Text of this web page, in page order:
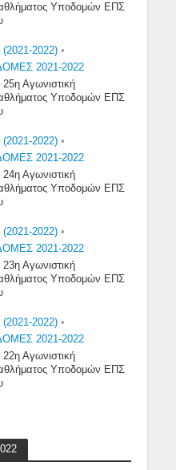
Υποδομών ΕΠΣ
(2021-2022) •
2021-2022
Αγωνιστική
Υποδομών ΕΠΣ
(2021-2022) •
2021-2022
Αγωνιστική
Υποδομών ΕΠΣ
(2021-2022) •
2021-2022
Αγωνιστική
Υποδομών ΕΠΣ
(2021-2022) •
2021-2022
Αγωνιστική
Υποδομών ΕΠΣ